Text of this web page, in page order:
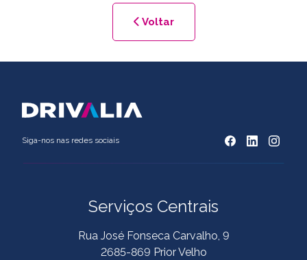
Voltar
Siga-nos nas redes sociais
Serviços Centrais
Rua José Fonseca Carvalho, 9
2685-869 Prior Velho